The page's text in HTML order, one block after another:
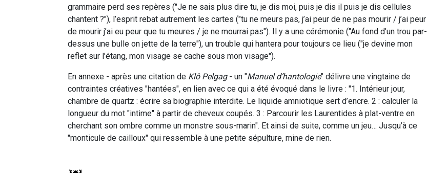
grammaire perd ses repères ("Je ne sais plus dire tu, je dis moi, puis je dis il puis je dis cellules
chantent ?"), l’esprit rebat autrement les cartes ("tu ne meurs pas, j’ai peur de ne pas mourir / j’ai peur
de mourir j’ai eu peur que tu meures / je ne mourrai pas"). Il y a une cérémonie ("Au fond d’un trou par-
dessus une bulle on jette de la terre"), un trouble qui hantera pour toujours ce lieu ("je devine mon
reflet sur l’étang, mon visage se cache sous mon visage").
En annexe - après une citation de Klô Pelgag- un "Manuel d’hantologie" délivre une vingtaine de
contraintes créatives "hantées", en lien avec ce qui a été évoqué dans le livre : "1. Intérieur jour,
chambre de quartz : écrire sa biographie interdite. Le liquide amniotique sert d’encre. 2 : calculer la
longueur du mot "intime" à partir de cheveux coupés. 3 : Parcourir les Laurentides à plat-ventre en
cherchant son ombre comme un monstre sous-marin". Et ainsi de suite, comme un jeu… Jusqu’à ce
"monticule de cailloux" qui ressemble à une petite sépulture, mine de rien.